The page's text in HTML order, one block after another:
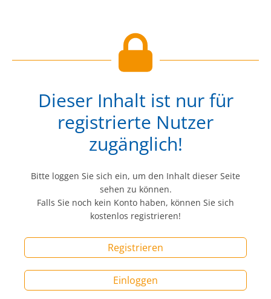
Dieser Inhalt ist nur für
registrierte Nutzer
zugänglich!
Bitte loggen Sie sich ein, um den Inhalt dieser Seite
sehen zu können.
Falls Sie noch kein Konto haben, können Sie sich
kostenlos registrieren!
Registrieren
Einloggen